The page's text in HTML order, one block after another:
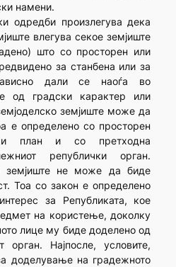
намени.
одредби произлегува дека
влегува секое земјиште
што со просторен или
за станбена или за
дали се наоѓа во
од градски карактер или
земјиште може да
е определено со просторен
план и со претходна
републички орган.
земјиште не може да биде
Тоа со закон е определено
за Републиката, кое
на користење, доколку
лице му биде доделено од
орган. Најпосле, условите,
доделување на градежното